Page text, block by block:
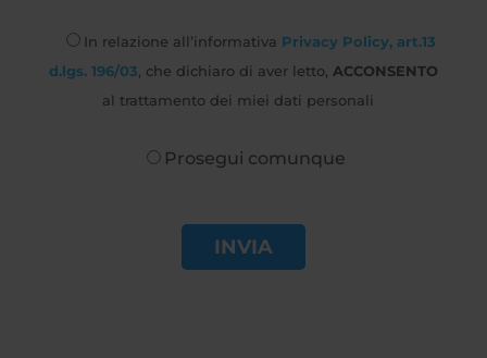
In relazione all’informativa Privacy Policy, art.13
d.lgs. 196/03 , che dichiaro di aver letto, ACCONSENTO
al trattamento dei miei dati personali
Prosegui comunque